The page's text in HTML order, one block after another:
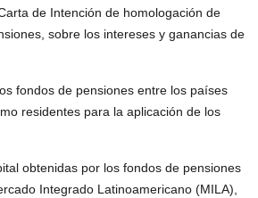
de Intención de homologación de
sobre los intereses y ganancias de
fondos de pensiones entre los países
residentes para la aplicación de los
obtenidas por los fondos de pensiones
Integrado Latinoamericano (MILA),